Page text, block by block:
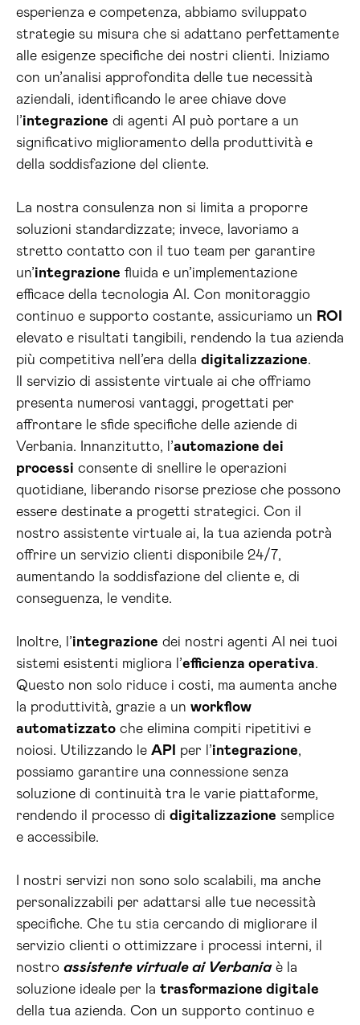
esperienza e competenza, abbiamo sviluppato
strategie su misura che si adattano perfettamente
alle esigenze specifiche dei nostri clienti. Iniziamo
con un’analisi approfondita delle tue necessità
aziendali, identificando le aree chiave dove
l’integrazione di agenti AI può portare a un
significativo miglioramento della produttività e
della soddisfazione del cliente.
La nostra consulenza non si limita a proporre
soluzioni standardizzate; invece, lavoriamo a
stretto contatto con il tuo team per garantire
un’integrazione fluida e un’implementazione
efficace della tecnologia AI. Con monitoraggio
continuo e supporto costante, assicuriamo un ROI
elevato e risultati tangibili, rendendo la tua azienda
più competitiva nell’era della digitalizzazione.
Il servizio di assistente virtuale ai che offriamo
presenta numerosi vantaggi, progettati per
affrontare le sfide specifiche delle aziende di
Verbania. Innanzitutto, l’automazione dei
processi consente di snellire le operazioni
quotidiane, liberando risorse preziose che possono
essere destinate a progetti strategici. Con il
nostro assistente virtuale ai, la tua azienda potrà
offrire un servizio clienti disponibile 24/7,
aumentando la soddisfazione del cliente e, di
conseguenza, le vendite.
Inoltre, l’integrazione dei nostri agenti AI nei tuoi
sistemi esistenti migliora l’efficienza operativa.
Questo non solo riduce i costi, ma aumenta anche
la produttività, grazie a un workflow
automatizzato che elimina compiti ripetitivi e
noiosi. Utilizzando le API per l’integrazione,
possiamo garantire una connessione senza
soluzione di continuità tra le varie piattaforme,
rendendo il processo di digitalizzazione semplice
e accessibile.
I nostri servizi non sono solo scalabili, ma anche
personalizzabili per adattarsi alle tue necessità
specifiche. Che tu stia cercando di migliorare il
servizio clienti o ottimizzare i processi interni, il
nostro assistente virtuale ai Verbaniaè la
soluzione ideale per la trasformazione digitale
della tua azienda. Con un supporto continuo e